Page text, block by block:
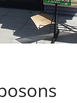
assortiments de vins
Faîtières à